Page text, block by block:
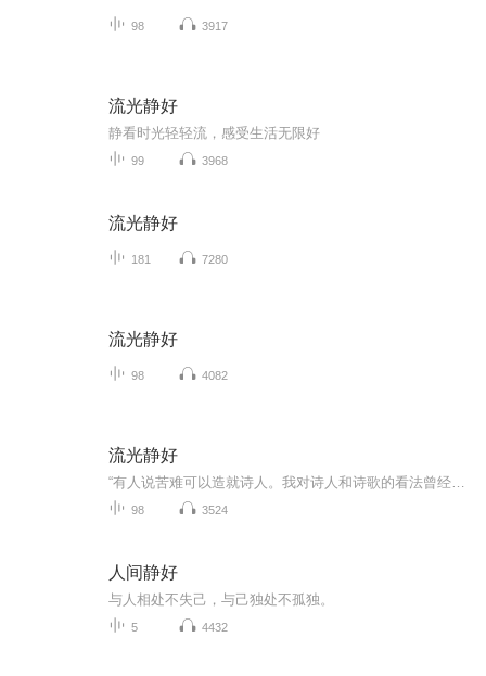
98 3917
流光静好
静看时光轻轻流，感受生活无限好
99 3968
流光静好
181 7280
流光静好
98 4082
流光静好
98 3524
人间静好
与人相处不失己，与己独处不孤独。
5 4432